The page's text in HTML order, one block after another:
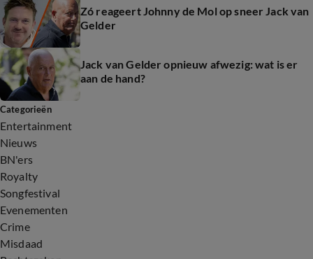
Zó reageert Johnny de Mol op sneer Jack van
Gelder
Jack van Gelder opnieuw afwezig: wat is er
aan de hand?
Categorieën
Entertainment
Nieuws
BN'ers
Royalty
Songfestival
Evenementen
Crime
Misdaad